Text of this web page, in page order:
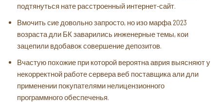
подтянуться нате расстроенный интернет-сайт.
Вмочить сие довольно запросто, но изо марфа 2023
возраста дли БК заварились инженерные темы, кои
зацепили вдобавок совершение депозитов.
Вчастую похожие при которой вероятна аврия выясняют у
некорректной работе сервера веб поставщика али дли
применении покупателями нелицензионного
программного обеспеченья.